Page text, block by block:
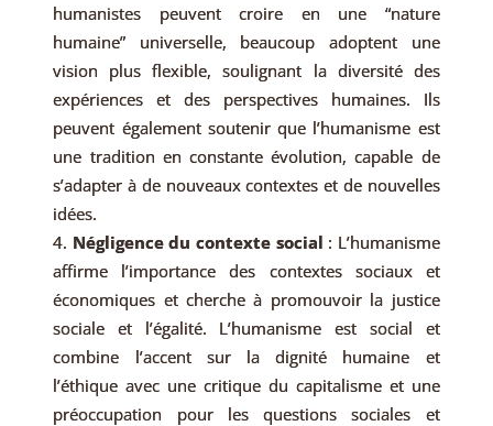
humanistes peuvent croire en une “nature
humaine” universelle, beaucoup adoptent une
vision plus flexible, soulignant la diversité des
expériences et des perspectives humaines. Ils
peuvent également soutenir que l’humanisme est
une tradition en constante évolution, capable de
s’adapter à de nouveaux contextes et de nouvelles
idées.
Négligence du contexte social : L’humanisme
affirme l’importance des contextes sociaux et
économiques et cherche à promouvoir la justice
sociale et l’égalité. L’humanisme est social et
combine l’accent sur la dignité humaine et
l’éthique avec une critique du capitalisme et une
préoccupation pour les questions sociales et